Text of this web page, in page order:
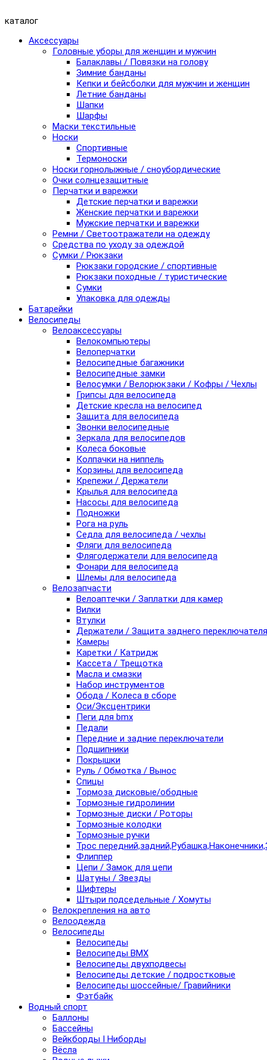
каталог
Аксессуары
Головные уборы для женщин и мужчин
Балаклавы / Повязки на голову
Зимние банданы
Кепки и бейсболки для мужчин и женщин
Летние банданы
Шапки
Шарфы
Маски текстильные
Носки
Спортивные
Термоноски
Носки горнолыжные / сноубордические
Очки солнцезащитные
Перчатки и варежки
Детские перчатки и варежки
Женские перчатки и варежки
Мужские перчатки и варежки
Ремни / Светоотражатели на одежду
Средства по уходу за одеждой
Сумки / Рюкзаки
Рюкзаки городские / спортивные
Рюкзаки походные / туристические
Сумки
Упаковка для одежды
Батарейки
Велосипеды
Велоаксессуары
Велокомпьютеры
Велоперчатки
Велосипедные багажники
Велосипедные замки
Велосумки / Велорюкзаки / Кофры / Чехлы
Грипсы для велосипеда
Детские кресла на велосипед
Защита для велосипеда
Звонки велосипедные
Зеркала для велосипедов
Колеса боковые
Колпачки на ниппель
Корзины для велосипеда
Крепежи / Держатели
Крылья для велосипеда
Насосы для велосипеда
Подножки
Рога на руль
Седла для велосипеда / чехлы
Фляги для велосипеда
Флягодержатели для велосипеда
Фонари для велосипеда
Шлемы для велосипеда
Велозапчасти
Велоаптечки / Заплатки для камер
Вилки
Втулки
Держатели / Защита заднего переключателя
Камеры
Каретки / Катридж
Кассета / Трещотка
Масла и смазки
Набор инструментов
Обода / Колеса в сборе
Оси/Эксцентрики
Пеги для bmx
Педали
Передние и задние переключатели
Подшипники
Покрышки
Руль / Обмотка / Вынос
Спицы
Тормоза дисковые/ободные
Тормозные гидролинии
Тормозные диски / Роторы
Тормозные колодки
Тормозные ручки
Трос
Флиппер
Цепи / Замок для цепи
Шатуны / Звезды
Шифтеры
Штыри подседельные / Хомуты
Велокрепления на авто
Велоодежда
Велосипеды
Велосипеды
Велосипеды BMX
Велосипеды двухподвесы
Велосипеды детские / подростковые
Велосипеды шоссейные/ Гравийники
Фэтбайк
Водный спорт
Баллоны
Бассейны
Вейкборды I Ниборды
Вёсла